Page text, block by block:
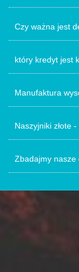
Czy ważna jest
który kredyt jest
Manufaktura
Naszyjniki złote
Zbadajmy nasze